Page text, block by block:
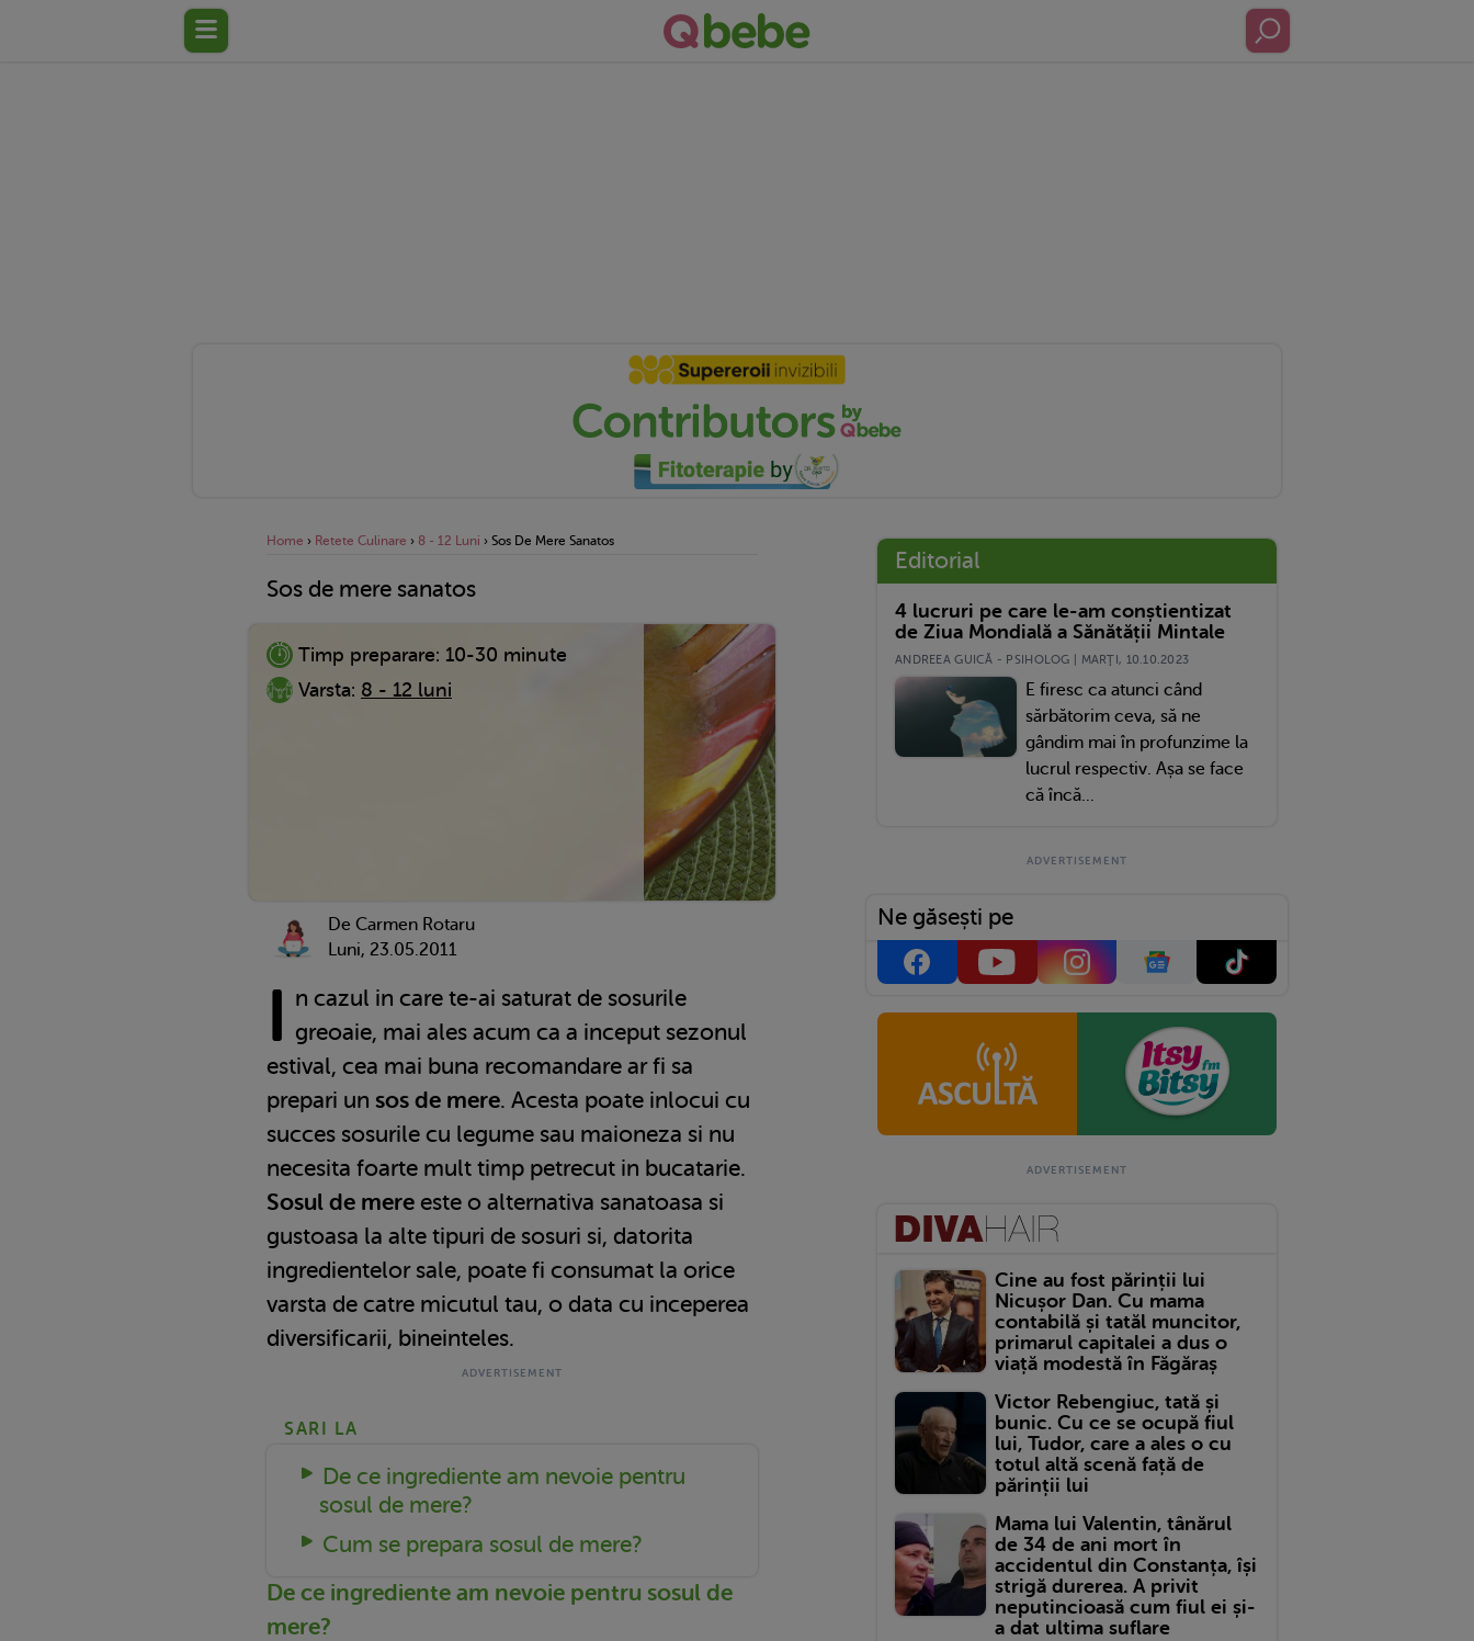
Home › Retete Culinare › 8 - 12 Luni › Sos De Mere Sanatos
Sos de mere sanatos
Timp preparare: 10-30 minute
Varsta: 8 - 12 luni
De Carmen Rotaru
Luni, 23.05.2011
I n cazul in care te-ai saturat de sosurile
greoaie, mai ales acum ca a inceput sezonul
estival, cea mai buna recomandare ar fi sa
prepari un sos de mere. Acesta poate inlocui cu
succes sosurile cu legume sau maioneza si nu
necesita foarte mult timp petrecut in bucatarie.
Sosul de mere este o alternativa sanatoasa si
gustoasa la alte tipuri de sosuri si, datorita
ingredientelor sale, poate fi consumat la orice
varsta de catre micutul tau, o data cu inceperea
diversificarii, bineinteles.
SARI LA
De ce ingrediente am nevoie pentru
sosul de mere?
Cum se prepara sosul de mere?
De ce ingrediente am nevoie pentru sosul de
mere?
Editorial
4 lucruri pe care le-am conștientizat
de Ziua Mondială a Sănătății Mintale
ANDREEA GUICĂ - PSIHOLOG | MARŢI, 10.10.2023
E firesc ca atunci când
sărbătorim ceva, să ne
gândim mai în profunzime la
lucrul respectiv. Așa se face
că încă...
Ne găsești pe
Cine au fost părinții lui
Nicușor Dan. Cu mama
contabilă și tatăl muncitor,
primarul capitalei a dus o
viață modestă în Făgăraș
Victor Rebengiuc, tată și
bunic. Cu ce se ocupă fiul
lui, Tudor, care a ales o cu
totul altă scenă față de
părinții lui
Mama lui Valentin, tânărul
de 34 de ani mort în
accidentul din Constanța, își
strigă durerea. A privit
neputincioasă cum fiul ei și-
a dat ultima suflare